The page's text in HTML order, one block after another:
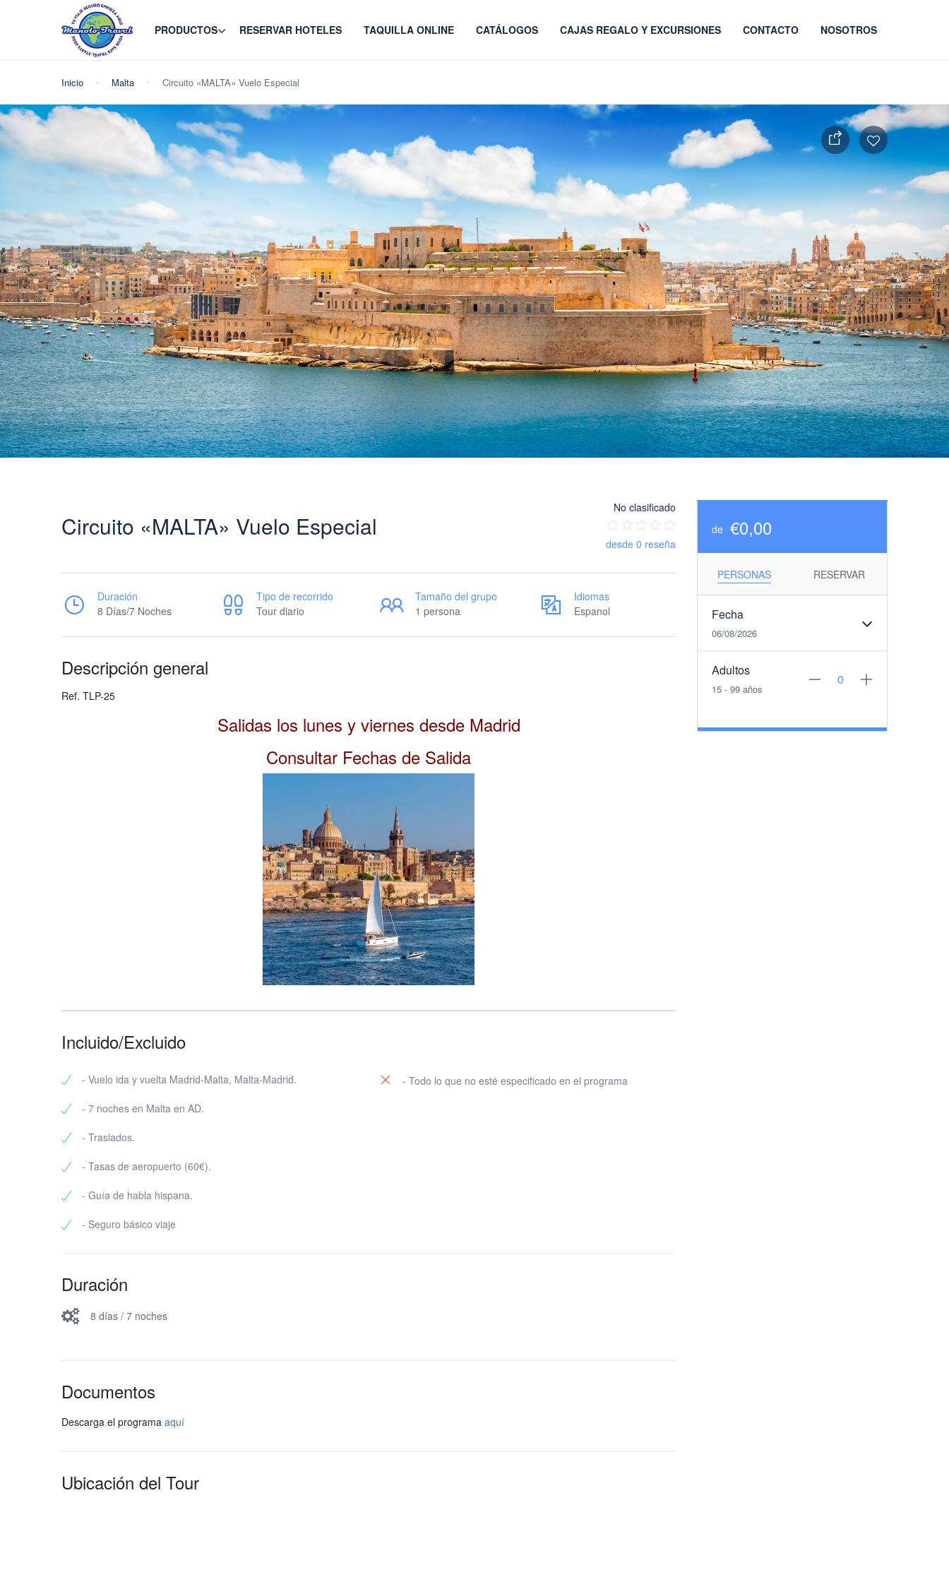
PRODUCTOS RESERVAR HOTELES TAQUILLA ONLINE CATÁLOGOS CAJAS REGALO Y EXCURSIONES CONTACTO NOSOTROS
Inicio Malta Circuito «MALTA» Vuelo Especial
Circuito «MALTA» Vuelo Especial
No clasificado
desde 0 reseña
Duración
8 Días/7 Noches
Tipo de recorrido
Tour diario
Tamaño del grupo
1 persona
Idiomas
Espanol
Descripción general
Ref. TLP-25
Salidas los lunes y viernes desde Madrid
Consultar Fechas de Salida
Incluido/Excluido
- Vuelo ida y vuelta Madrid-Malta, Malta-Madrid.
- 7 noches en Malta en AD.
- Traslados.
- Tasas de aeropuerto (60€).
- Guía de habla hispana.
- Seguro básico viaje
- Todo lo que no esté especificado en el programa
Duración
8 días / 7 noches
Documentos
Descarga el programa aquí
Ubicación del Tour
de €0,00
PERSONAS RESERVAR
Fecha
06/08/2026
Adultos
15 - 99 años